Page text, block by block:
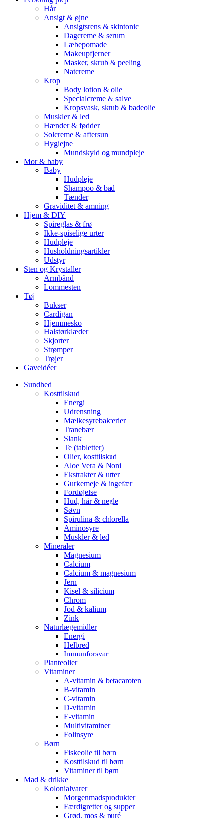
Hår
Ansigt & øjne
Ansigtsrens & skintonic
Dagcreme & serum
Læbepomade
Makeupfjerner
Masker, skrub & peeling
Natcreme
Krop
Body lotion & olie
Specialcreme & salve
Kropsvask, skrub & badeolie
Muskler & led
Hænder & fødder
Solcreme & aftersun
Hygiejne
Mundskyld og mundpleje
Mor & baby
Baby
Hudpleje
Shampoo & bad
Tænder
Graviditet & amning
Hjem & DIY
Spireglas & frø
Ikke-spiselige urter
Hudpleje
Husholdningsartikler
Udstyr
Sten og Krystaller
Armbånd
Lommesten
Tøj
Bukser
Cardigan
Hjemmesko
Halstørklæder
Skjorter
Strømper
Trøjer
Gaveidéer
Sundhed
Kosttilskud
Energi
Udrensning
Mælkesyrebakterier
Tranebær
Slank
Te (tabletter)
Olier, kosttilskud
Aloe Vera & Noni
Ekstrakter & urter
Gurkemeje & ingefær
Fordøjelse
Hud, hår & negle
Søvn
Spirulina & chlorella
Aminosyre
Muskler & led
Mineraler
Magnesium
Calcium
Calcium & magnesium
Jern
Kisel & silicium
Chrom
Jod & kalium
Zink
Naturlægemidler
Energi
Helbred
Immunforsvar
Planteolier
Vitaminer
A-vitamin & betacaroten
B-vitamin
C-vitamin
D-vitamin
E-vitamin
Multivitaminer
Folinsyre
Børn
Fiskeolie til børn
Kosttilskud til børn
Vitaminer til børn
Mad & drikke
Kolonialvarer
Morgenmadsprodukter
Færdigretter og supper
Grød, mos & puré